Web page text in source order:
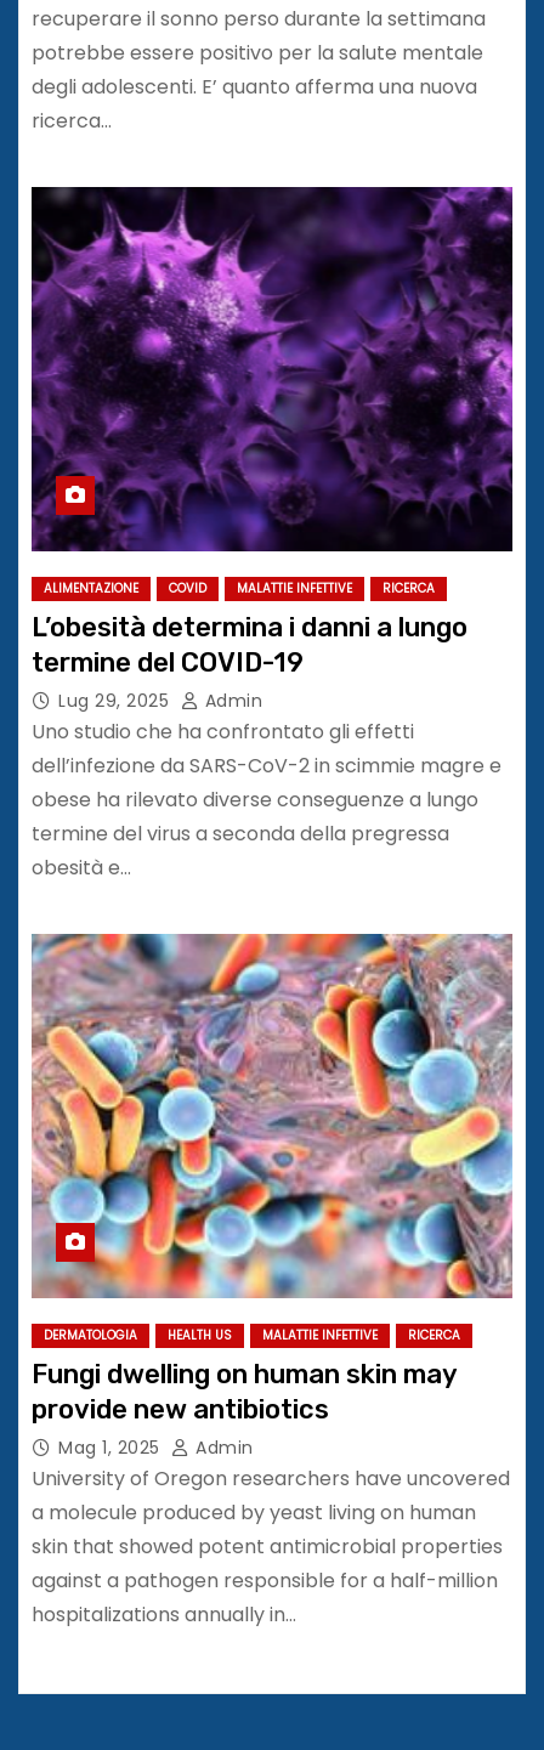
recuperare il sonno perso durante la settimana
potrebbe essere positivo per la salute mentale
degli adolescenti. E’ quanto afferma una nuova
ricerca…
ALIMENTAZIONE COVID MALATTIE INFETTIVE RICERCA
L’obesità determina i danni a lungo
termine del COVID-19
Lug 29, 2025 Admin
Uno studio che ha confrontato gli effetti
dell’infezione da SARS-CoV-2 in scimmie magre e
obese ha rilevato diverse conseguenze a lungo
termine del virus a seconda della pregressa
obesità e…
DERMATOLOGIA HEALTH US MALATTIE INFETTIVE RICERCA
Fungi dwelling on human skin may
provide new antibiotics
Mag 1, 2025 Admin
University of Oregon researchers have uncovered
a molecule produced by yeast living on human
skin that showed potent antimicrobial properties
against a pathogen responsible for a half-million
hospitalizations annually in…